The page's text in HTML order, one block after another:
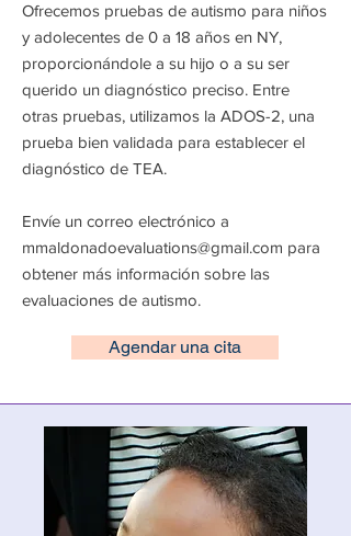
Ofrecemos pruebas de autismo para niños
y adolecentes de 0 a 18 años en NY,
proporcionándole a su hijo o a su ser
querido un diagnóstico preciso. Entre
otras pruebas, utilizamos la ADOS-2, una
prueba bien validada para establecer el
diagnóstico de TEA.
Envíe un correo electrónico a
mmaldonadoevaluations@gmail.com para
obtener más información sobre las
evaluaciones de autismo.
Agendar una cita